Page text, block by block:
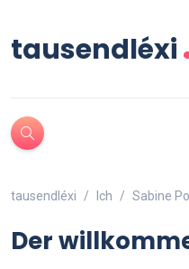
tausendléxi
tausendléxi Ich Sabine
Der